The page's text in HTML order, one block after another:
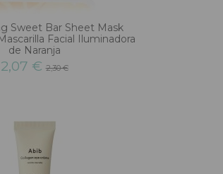
Sweet Bar Sheet Mask
Facial Iluminadora
de Naranja
2,07 €2,30 €